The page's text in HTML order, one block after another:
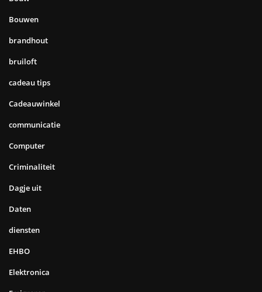
Bouwen
brandhout
bruiloft
cadeau tips
Cadeauwinkel
communicatie
Computer
Criminaliteit
Dagje uit
Daten
diensten
EHBO
Elektronica